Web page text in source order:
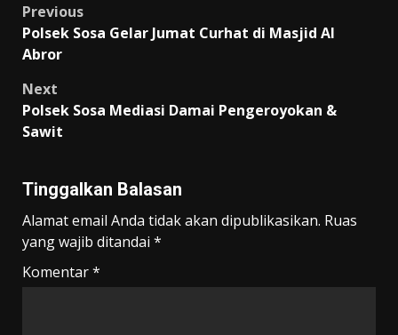
Post
navigation
Previous
Polsek Sosa Gelar Jumat Curhat di Masjid Al
Abror
Next
Polsek Sosa Mediasi Damai Pengeroyokan &
Sawit
Tinggalkan Balasan
Alamat email Anda tidak akan dipublikasikan. Ruas
yang wajib ditandai *
Komentar*